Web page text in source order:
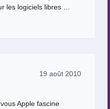
les logiciels libres …
19 août 2010
Apple fascine